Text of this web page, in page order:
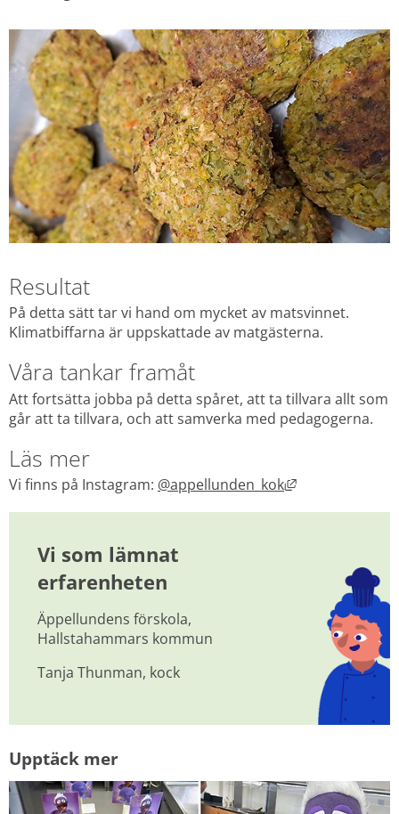
Resultat
På detta sätt tar vi hand om mycket av matsvinnet.
Klimatbiffarna är uppskattade av matgästerna.
Våra tankar framåt
Att fortsätta jobba på detta spåret, att ta tillvara allt som
går att ta tillvara, och att samverka med pedagogerna.
Läs mer
Vi finns på Instagram: @appellunden_kok Länk till
Vi som lämnat
erfarenheten
Äppellundens förskola,
Hallstahammars kommun
Tanja Thunman, kock
Upptäck mer